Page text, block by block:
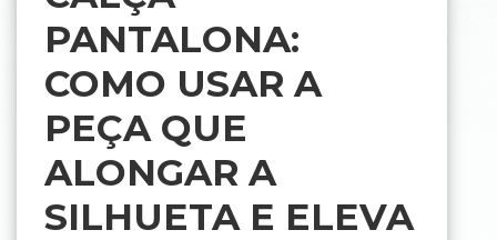
PANTALONA:
COMO USAR A
PEÇA QUE
ALONGAR A
SILHUETA E ELEVA